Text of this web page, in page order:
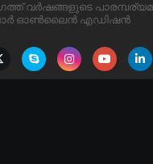
വർഷങ്ങളുടെ
ഓൺലൈൻ എഡിഷൻ